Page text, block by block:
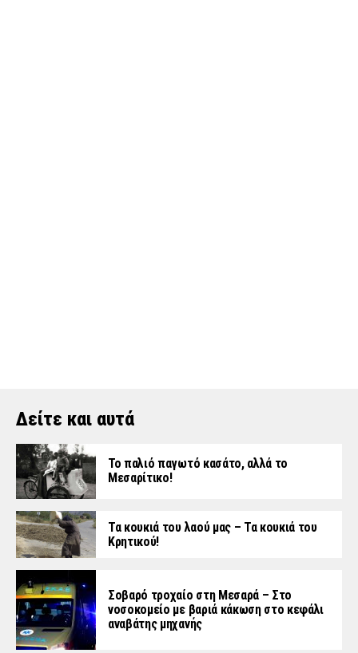
Δείτε και αυτά
Το παλιό παγωτό κασάτο, αλλά το
Μεσαρίτικο!
Τα κουκιά του λαού μας – Τα κουκιά του
Κρητικού!
Σοβαρό τροχαίο στη Μεσαρά – Στο
νοσοκομείο με βαριά κάκωση στο κεφάλι
αναβάτης μηχανής